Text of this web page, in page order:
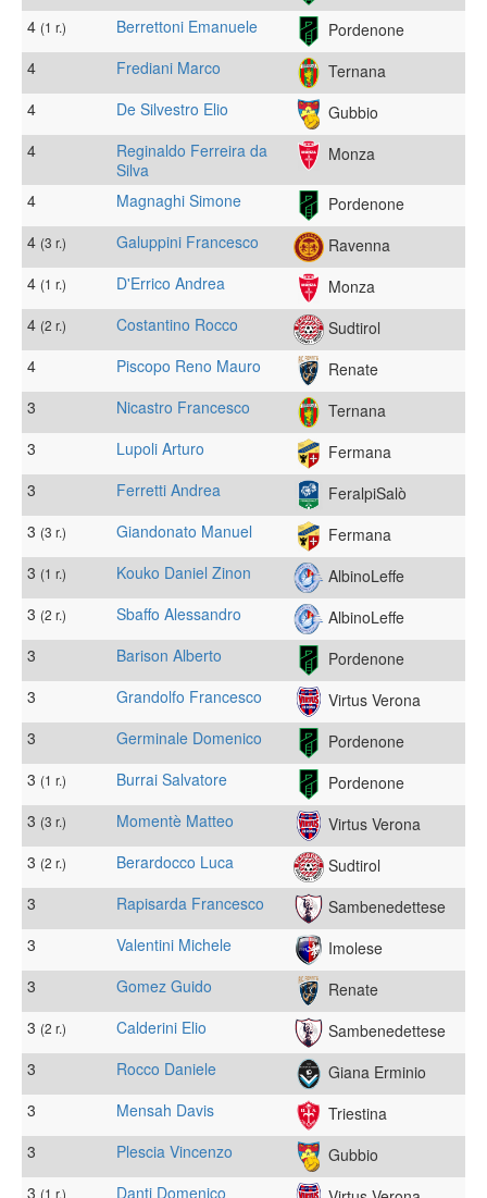
4 (1 r.) Berrettoni Emanuele
Pordenone
4
Frediani Marco
Ternana
4
De Silvestro Elio
Gubbio
4
Reginaldo Ferreira da
Silva
Monza
4 Magnaghi Simone
Pordenone
4 (3 r.) Galuppini Francesco
Ravenna
4 (1 r.) D'Errico Andrea
Monza
4 (2 r.) Costantino Rocco
Sudtirol
4
Piscopo Reno Mauro
Renate
3
Nicastro Francesco
Ternana
3
Lupoli Arturo
Fermana
3
Ferretti Andrea
FeralpiSalò
3 (3 r.) Giandonato Manuel
Fermana
3 (1 r.) Kouko Daniel Zinon
AlbinoLeffe
3 (2 r.) Sbaffo Alessandro
AlbinoLeffe
3
Barison Alberto
Pordenone
3
Grandolfo Francesco
Virtus Verona
3
Germinale Domenico
Pordenone
3 (1 r.) Burrai Salvatore
Pordenone
3 (3 r.) Momentè Matteo
Virtus Verona
3 (2 r.) Berardocco Luca
Sudtirol
3
Rapisarda Francesco
Sambenedettese
3
Valentini Michele
Imolese
3
Gomez Guido
Renate
3 (2 r.) Calderini Elio
Sambenedettese
3
Rocco Daniele
Giana Erminio
3
Mensah Davis
Triestina
3
Plescia Vincenzo
Gubbio
3 (1 r.) Danti Domenico